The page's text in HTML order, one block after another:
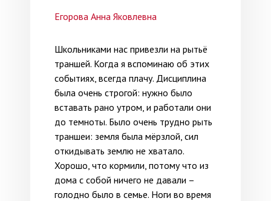
Егорова Анна Яковлевна
Школьниками нас привезли на рытьё
траншей. Когда я вспоминаю об этих
событиях, всегда плачу. Дисциплина
была очень строгой: нужно было
вставать рано утром, и работали они
до темноты. Было очень трудно рыть
траншеи: земля была мёрзлой, сил
откидывать землю не хватало.
Хорошо, что кормили, потому что из
дома с собой ничего не давали –
голодно было в семье. Ноги во время